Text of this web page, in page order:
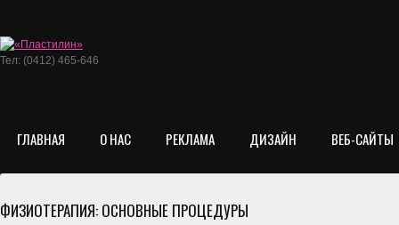
Тел: (0412) 465-646
ГЛАВНАЯ О НАС РЕКЛАМА ДИЗАЙН ВЕБ-САЙТЫ
ФИЗИОТЕРАПИЯ: ОСНОВНЫЕ ПРОЦЕДУРЫ